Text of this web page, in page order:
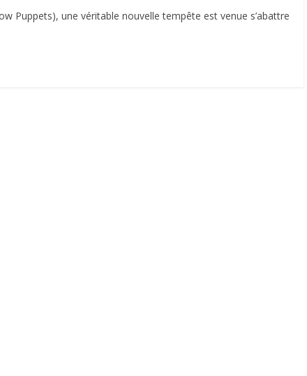
Puppets), une véritable nouvelle tempête est venue s’abattre